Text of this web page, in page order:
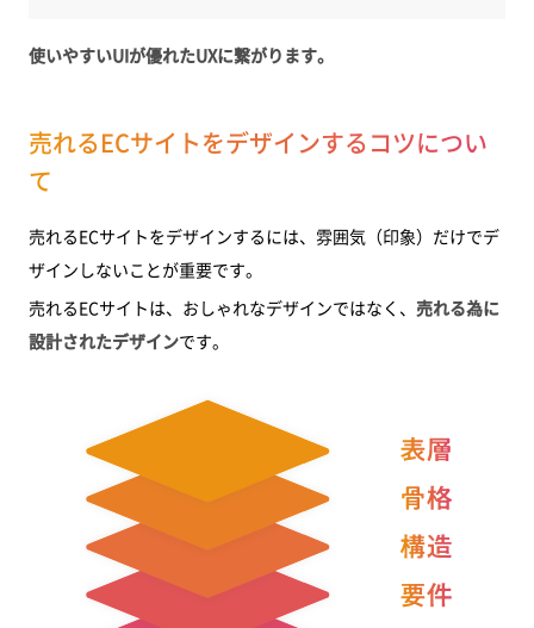
使いやすいUIが優れたUXに繋がります。
売れるECサイトをデザインするコツについ
て
売れるECサイトをデザインするには、雰囲気（印象）だけでデ
ザインしないことが重要です。
売れるECサイトは、おしゃれなデザインではなく、 売れる為に
設計されたデザインです。